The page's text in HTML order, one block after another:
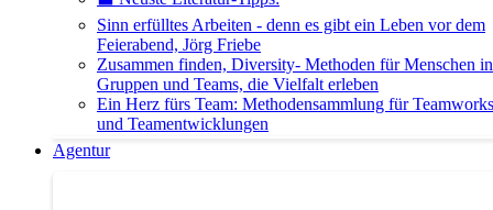
Sinn erfülltes Arbeiten - denn es gibt ein Leben vor dem
Feierabend, Jörg Friebe
Zusammen finden, Diversity- Methoden für Menschen in
Gruppen und Teams, die Vielfalt erleben
Ein Herz fürs Team: Methodensammlung für
und Teamentwicklungen
Agentur